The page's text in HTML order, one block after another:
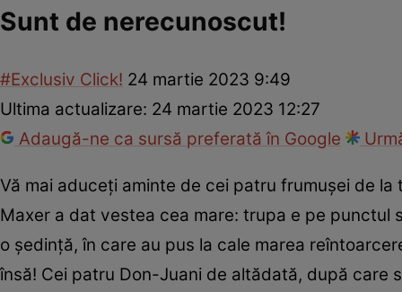
Sunt de nerecunoscut!
#Exclusiv Click! 24 martie 2023 9:49
Ultima actualizare: 24 martie 2023 12:27
Adaugă-ne ca sursă preferată în Google
Vă mai aduceți aminte de cei patru frumușei de
Maxer a dat vestea cea mare: trupa e pe punctul
o ședință, în care au pus la cale marea
însă! Cei patru Don-Juani de altădată, după care